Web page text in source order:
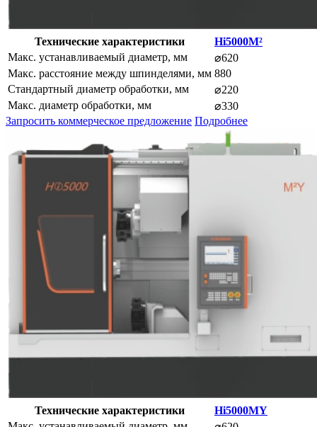
Технические характеристики
Hi5000M²
Макс. устанавливаемый диаметр, мм
⌀620
Макс. расстояние между шпинделями, мм 880
Стандартный диаметр обработки, мм
⌀220
Макс. диаметр обработки, мм
⌀330
Запросить коммерческое предложение Подробнее
Технические характеристики
Hi5000MY